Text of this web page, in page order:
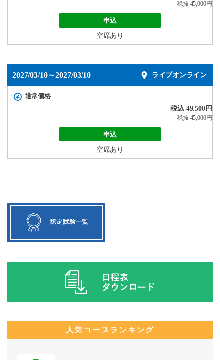
税抜 45,000円
申込
空席あり
2027/03/10～2027/03/10 ライブオンライン
通常価格
税込 49,500円
税抜 45,000円
申込
空席あり
人気コースランキング